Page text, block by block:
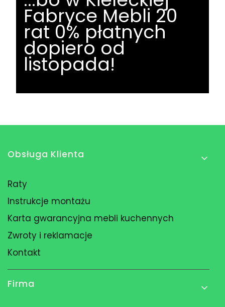
Fabryce Mebli 20
rat 0% płatnych
dopiero od
listopada!
Linki w stopce
Obsługa Klienta
Raty
Instrukcje montażu
Karta gwarancyjna mebli kuchennych
Zwroty i reklamacje
Kontakt
Firma